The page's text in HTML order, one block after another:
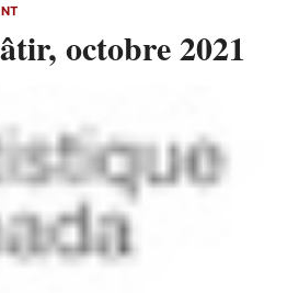
octobre 2021